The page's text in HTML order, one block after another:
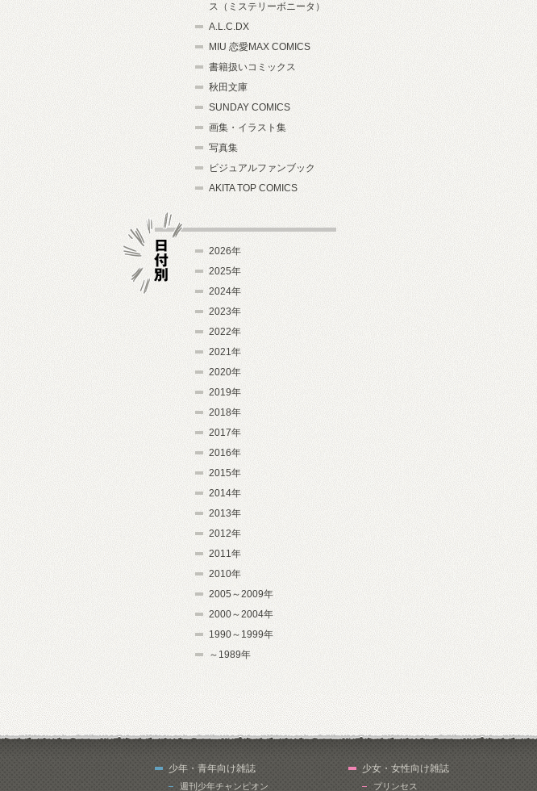
ス（ミステリーボニータ）
A.L.C.DX
MIU 恋愛MAX COMICS
書籍扱いコミックス
秋田文庫
SUNDAY COMICS
画集・イラスト集
写真集
ビジュアルファンブック
AKITA TOP COMICS
2026年
2025年
2024年
2023年
2022年
2021年
2020年
2019年
2018年
2017年
2016年
2015年
2014年
2013年
2012年
2011年
2010年
2005～2009年
2000～2004年
1990～1999年
～1989年
少年・青年向け雑誌
週刊少年チャンピオン
少女・女性向け雑誌
プリンセス